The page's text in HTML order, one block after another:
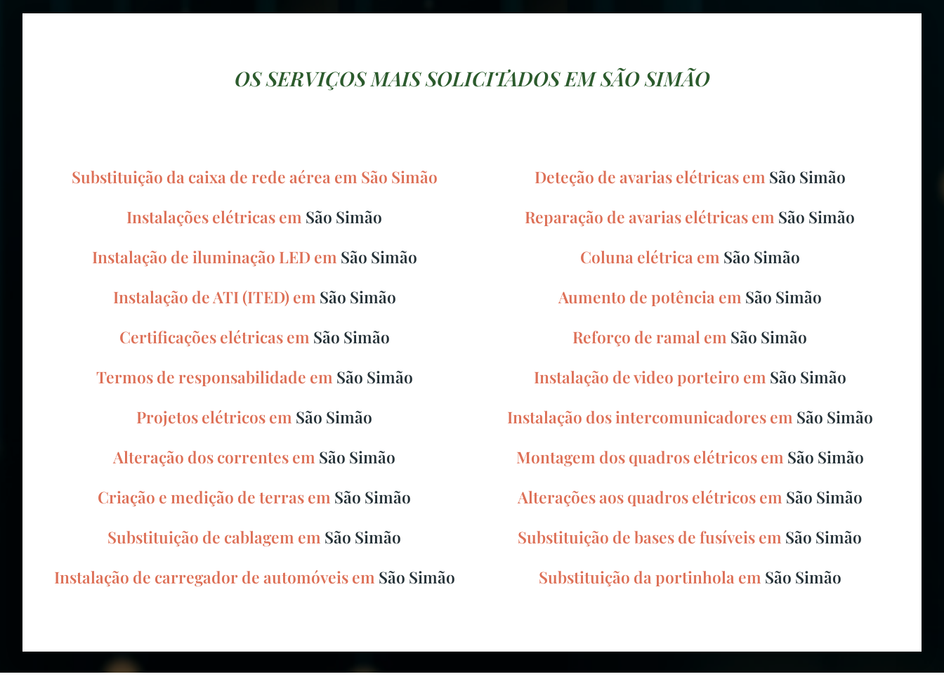
OS SERVIÇOS MAIS SOLICITADOS EM SÃO SIMÃO
Substituição da caixa de rede aérea em São Simão
Instalações elétricas em São Simão
Instalação de iluminação LED em São Simão
Instalação de ATI (ITED) em São Simão
Certificações elétricas em São Simão
Termos de responsabilidade em São Simão
Projetos elétricos em São Simão
Alteração dos correntes em São Simão
Criação e medição de terras em São Simão
Substituição de cablagem em São Simão
Instalação de carregador de automóveis em São Simão
Deteção de avarias elétricas em São Simão
Reparação de avarias elétricas em São Simão
Coluna elétrica em São Simão
Aumento de potência em São Simão
Reforço de ramal em São Simão
Instalação de video porteiro em São Simão
Instalação dos intercomunicadores em São Simão
Montagem dos quadros elétricos em São Simão
Alterações aos quadros elétricos em São Simão
Substituição de bases de fusíveis em São Simão
Substituição da portinhola em São Simão